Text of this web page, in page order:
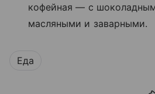
кофейная — с
масляными и заварными.
Еда